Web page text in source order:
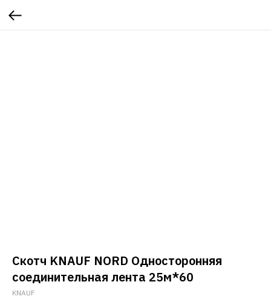
Скотч KNAUF NORD Односторонняя
соединительная лента 25м*60
KNAUF